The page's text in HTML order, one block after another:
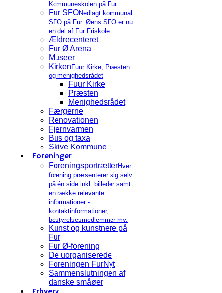
Kommuneskolen på Fur
Fur SFONedlagt kommunal
SFO på Fur. Øens SFO er nu
en del af Fur Friskole
Ældrecenteret
Fur Ø Arena
Museer
Kirken Fuur Kirke, Præsten
og menighedsrådet
Fuur Kirke
Præsten
Menighedsrådet
Færgerne
Renovationen
Fjernvarmen
Bus og taxa
Skive Kommune
Foreninger
ForeningsportrætterHver
forening præsenterer sig selv
på én side inkl. billeder samt
en række relevante
informationer -
kontaktinformationer,
bestyrelsesmedlemmer mv.
Kunst og kunstnere på
Fur
Fur Ø-forening
De uorganiserede
Foreningen FurNyt
Sammenslutningen af
danske småøer